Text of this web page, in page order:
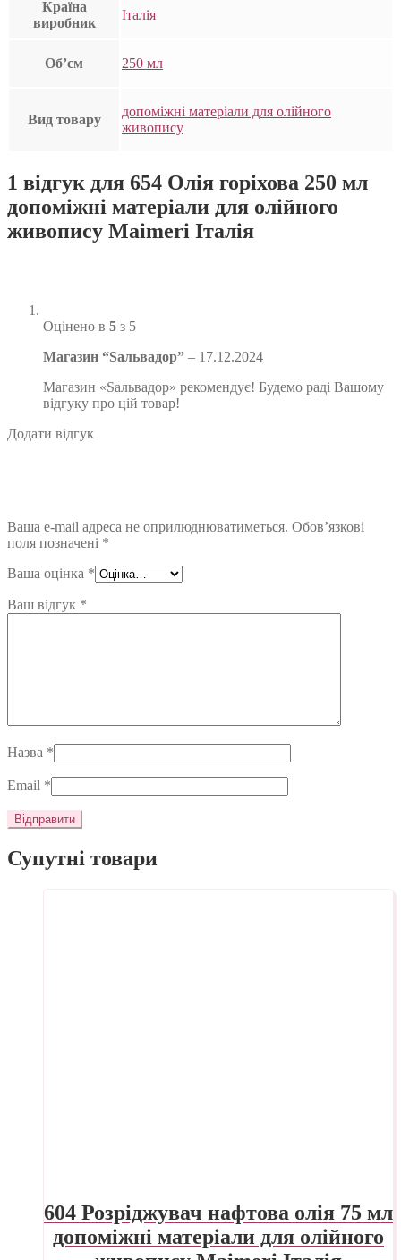
Країна
виробник
Італія
Об’єм 250 мл
Вид товару
допоміжні матеріали для олійного
живопису
1 відгук для 654 Олія горіхова 250 мл
допоміжні матеріали для олійного
живопису Maimeri Італія
Оцінено в 5 з 5
Магазин “Sальвадор” – 17.12.2024
Магазин «Sальвадор» рекомендує! Будемо раді Вашому
відгуку про цій товар!
Додати відгук
Ваша e-mail адреса не оприлюднюватиметься. Обов’язкові
поля позначені *
Ваша оцінка *
Ваш відгук *
Назва *
Email *
Супутні товари
604 Розріджувач нафтова олія 75 мл
допоміжні матеріали для олійного